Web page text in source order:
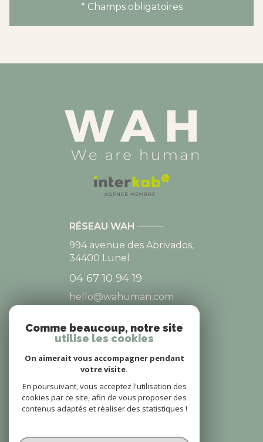
* Champs obligatoires
RÉSEAU WAH
994 avenue des Abrivados,
34400 Lunel
04 67 10 94 19
hello@wahuman.com
NOS RÉSEAUX
NOUS SUIVRE
Comme beaucoup, notre site
utilise les cookies
On aimerait vous accompagner pendant
votre visite.
En poursuivant, vous acceptez l'utilisation des
cookies par ce site, afin de vous proposer des
contenus adaptés et réaliser des statistiques !